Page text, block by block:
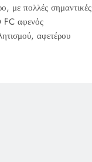
με πολλές σημαντικές
FC αφενός
αφετέρου